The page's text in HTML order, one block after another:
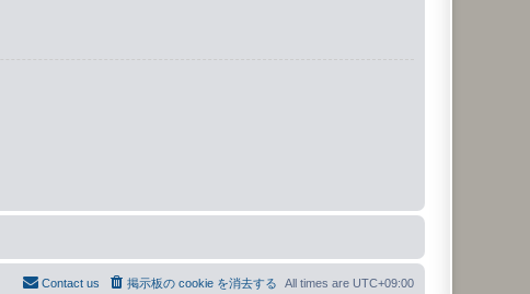
All times are UTC+09:00
掲示板の cookie を消去する
Contact us